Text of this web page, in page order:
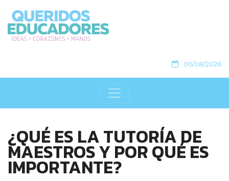
06/08/2026
¿QUÉ ES LA TUTORÍA DE
MAESTROS Y POR QUÉ ES
IMPORTANTE?